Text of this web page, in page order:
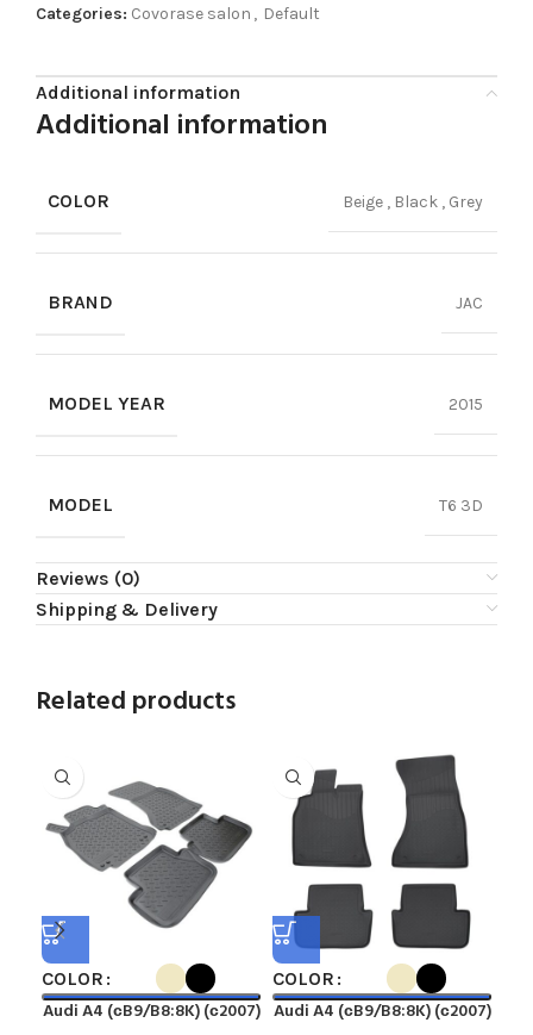
Categories: Covorase salon , Default
Additional information
Additional information
COLOR Beige , Black , Grey
BRAND JAC
MODEL YEAR 2015
MODEL T6 3D
Reviews (0)
Shipping & Delivery
Related products
COLOR
Audi A4 (сB9/B8:8K) (с2007)
COLOR
Audi A4 (сB9/B8:8K) (с2007)